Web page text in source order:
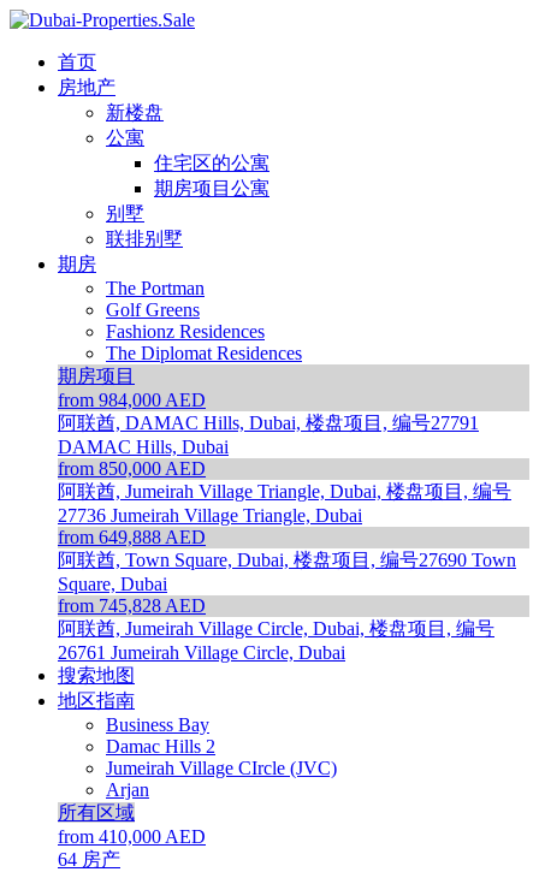
首页
房地产
新楼盘
公寓
住宅区的公寓
期房项目公寓
别墅
联排别墅
期房
The Portman
Golf Greens
Fashionz Residences
The Diplomat Residences
期房项目
from 984,000 AED
阿联酋, DAMAC Hills, Dubai, 楼盘项目, 编号27791
DAMAC Hills, Dubai
from 850,000 AED
阿联酋, Jumeirah Village Triangle, Dubai, 楼盘项目, 编号
27736 Jumeirah Village Triangle, Dubai
from 649,888 AED
阿联酋, Town Square, Dubai, 楼盘项目, 编号27690 Town
Square, Dubai
from 745,828 AED
阿联酋, Jumeirah Village Circle, Dubai, 楼盘项目, 编号
26761 Jumeirah Village Circle, Dubai
搜索地图
地区指南
Business Bay
Damac Hills 2
Jumeirah Village CIrcle (JVC)
Arjan
所有区域
from 410,000 AED
64 房产